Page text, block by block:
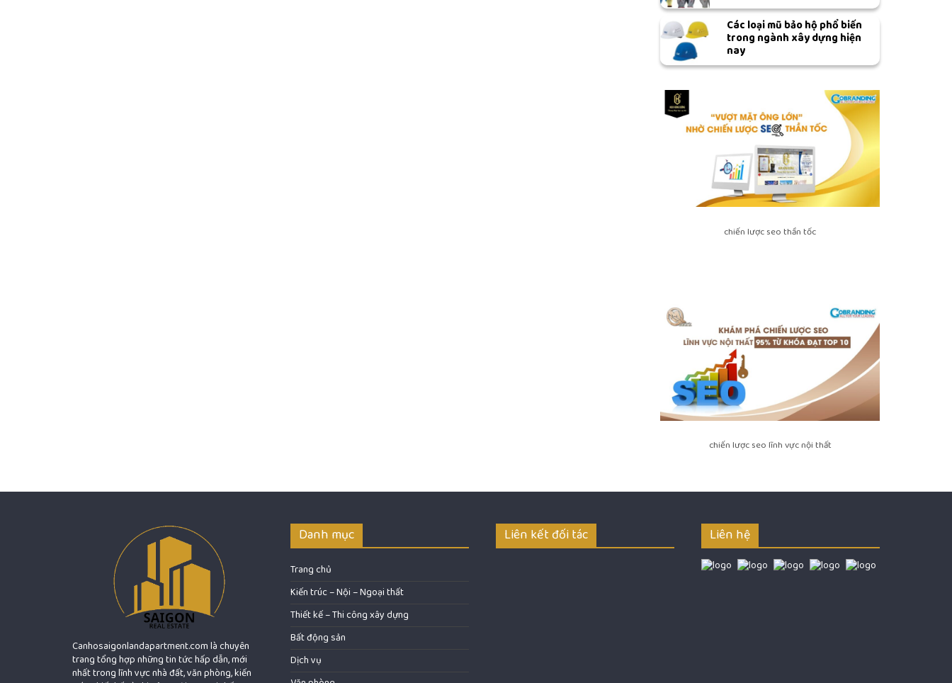
Các loại mũ bảo hộ phổ biến
trong ngành xây dựng hiện
nay
chiến lược seo thần tốc
chiến lược seo lĩnh vực nội thất
Canhosaigonlandapartment.com là chuyên
trang tổng hợp những tin tức hấp dẫn, mới
nhất trong lĩnh vực nhà đất, văn phòng, kiến
Danh mục
Trang chủ
Kiến trúc – Nội – Ngoại thất
Thiết kế – Thi công xây dựng
Bất động sản
Dịch vụ
Liên kết đối tác Liên hệ